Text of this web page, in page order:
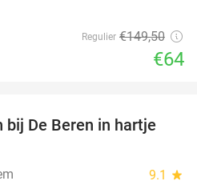
Regulier €149,50
€64
43%
bij De Beren in hartje
9.1 star